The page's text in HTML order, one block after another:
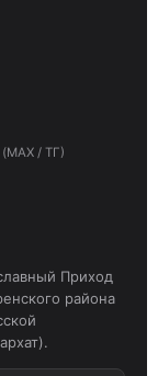
/ ТГ)
Приход
района